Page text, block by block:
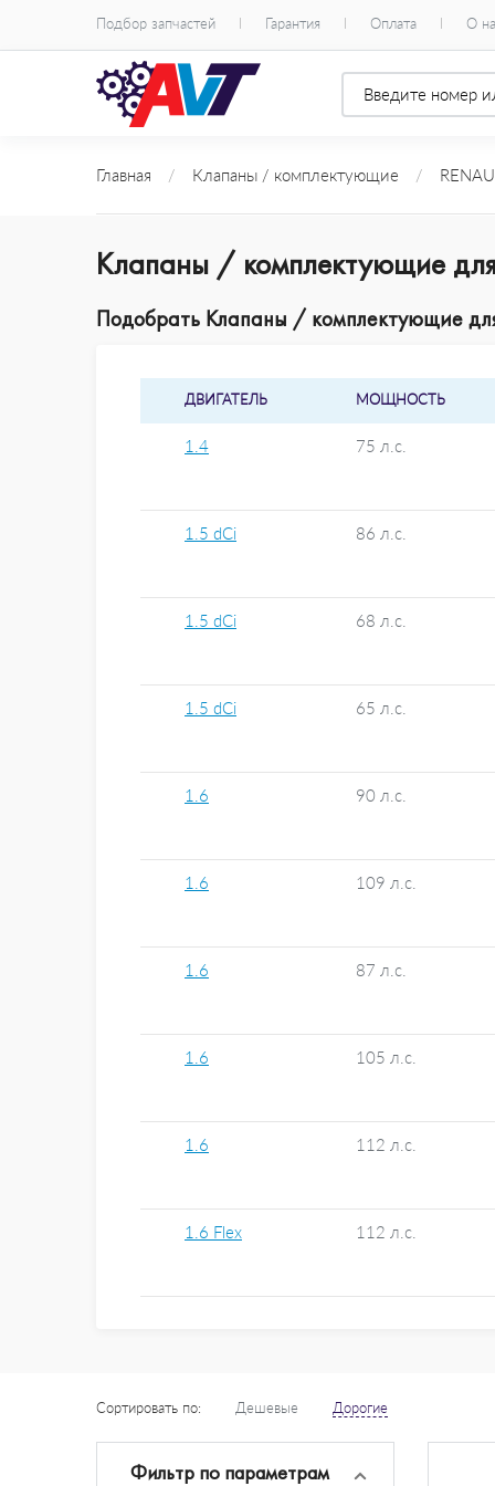
Подбор запчастей Гарантия Оплата О
Главная / Клапаны / комплектующие /
Клапаны / комплектующие для
Подобрать Клапаны / комплектующие для
ДВИГАТЕЛЬ МОЩНОСТЬ
1.4 75 л.с.
1.5 dCi 86 л.с.
1.5 dCi 68 л.с.
1.5 dCi 65 л.с.
1.6 90 л.с.
1.6 109 л.с.
1.6 87 л.с.
1.6 105 л.с.
1.6 112 л.с.
1.6 Flex 112 л.с.
Сортировать по: Дешевые Дорогие
Фильтр по параметрам